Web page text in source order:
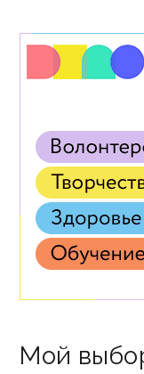
Мой